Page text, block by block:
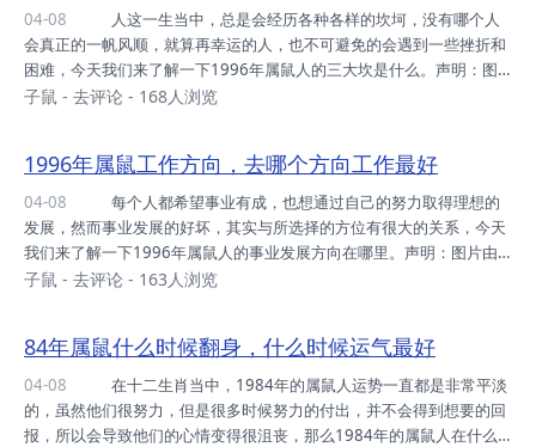
偏财运势也相当旺盛，常常会得到一些意外的财富和进账，使得物质生
活会有很大的改善。 84年属鼠人在牛年的时候，可谓是意气风
发，好运不断，随着财运的提升，...
04-08
会真正的一帆风顺，就算再幸运的人，也不可避免的会遇到一些挫折和
困难，今天我们来了解一下1996年属鼠人的三大坎是什么。声明：图
片由网友上传，来源网络，如有侵权，敬请告知！ 1996属鼠的三
6年的属鼠人是非常有能力的，年少有为，才华出众，刚毕业就能够找
到不错的工作，在职场上顺风顺水，基本上没有遇到过太多的挫折。但
是在30岁的时候，工作当中却问题不断，而且身边还有很多小人出现，
这些小人会影响到属鼠人的工作，...
子鼠 - 去评论 - 168人浏览
1996年属鼠工作方向，去哪个方向工作最好
04-08
发展，然而事业发展的好坏，其实与所选择的方位有很大的关系，今天
我们来了解一下1996年属鼠人的事业发展方向在哪里。声明：图片由
网友上传，来源网络，如有侵权，敬请告知！ 1996年属鼠工作方
运，在工作当中不会遇到太多的问题和挫折，个人的能力也会有很大的
提升，根据我克者为财理论，正南方也属于属鼠人的一个财位方，有利
于钱财进账。 而且在这个方位上，属鼠人的贵人运也特别好，在工
作的过程当中能够得到贵人的...
子鼠 - 去评论 - 163人浏览
84年属鼠什么时候翻身，什么时候运气最好
04-08
的，虽然他们很努力，但是很多时候努力的付出，并不会得到想要的回
报，所以会导致他们的心情变得很沮丧，那么1984年的属鼠人在什么